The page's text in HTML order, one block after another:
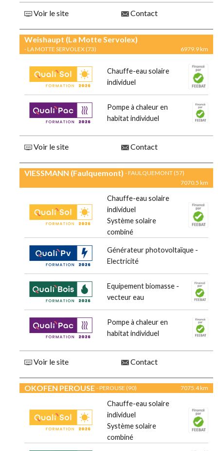
Voir le site Contact
Weishaupt (La Motte Servolex)
- LA MOTTE SERVOLEX (73) 6979.9 km
Chauffe-eau solaire
individuel
Pompe à chaleur en
habitat individuel
Voir le site Contact
VIESSMANN (Faulquemont) - FAULQUEMONT (57)
7070.5 km
Chauffe-eau solaire
individuel
Système solaire
combiné
Générateur photovoltaïque -
Electricité
Equipement biomasse -
vecteur eau
Pompe à chaleur en
habitat individuel
Voir le site Contact
OKOFEN PEROUSE - PEROUSE (90) 7075.4 km
Chauffe-eau solaire
individuel
Système solaire
combiné